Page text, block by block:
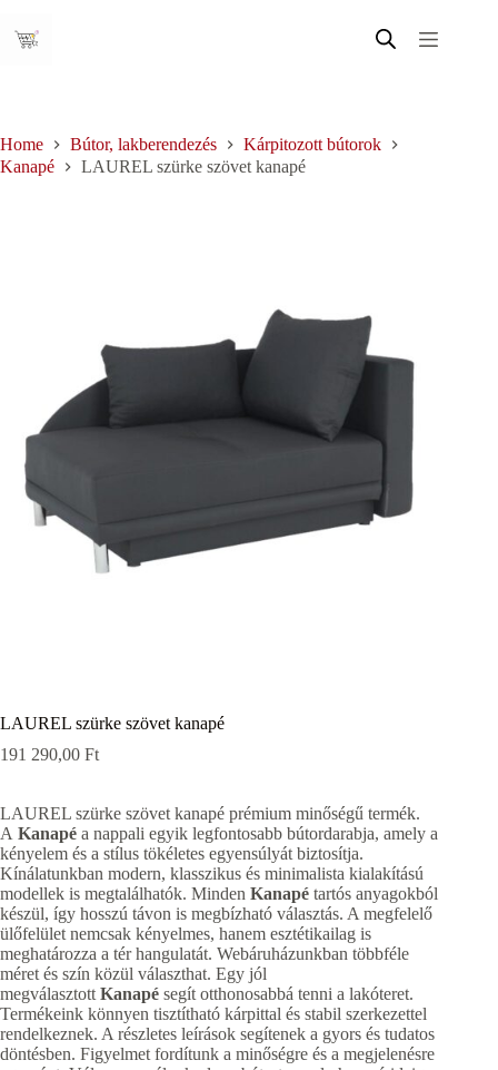
content
Home Bútor, lakberendezés
Kárpitozott bútorok
Kanapé
LAUREL szürke szövet kanapé
LAUREL szürke szövet kanapé
191 290,00 Ft
LAUREL szürke szövet kanapé prémium minőségű termék.
A Kanapé a nappali egyik legfontosabb bútordarabja, amely a
kényelem és a stílus tökéletes egyensúlyát biztosítja.
Kínálatunkban modern, klasszikus és minimalista kialakítású
modellek is megtalálhatók. Minden Kanapé tartós anyagokból
készül, így hosszú távon is megbízható választás. A megfelelő
ülőfelület nemcsak kényelmes, hanem esztétikailag is
meghatározza a tér hangulatát. Webáruházunkban többféle
méret és szín közül választhat. Egy jól
megválasztott Kanapé segít otthonosabbá tenni a lakóteret.
Termékeink könnyen tisztítható kárpittal és stabil szerkezettel
rendelkeznek. A részletes leírások segítenek a gyors és tudatos
döntésben. Figyelmet fordítunk a minőségre és a megjelenésre